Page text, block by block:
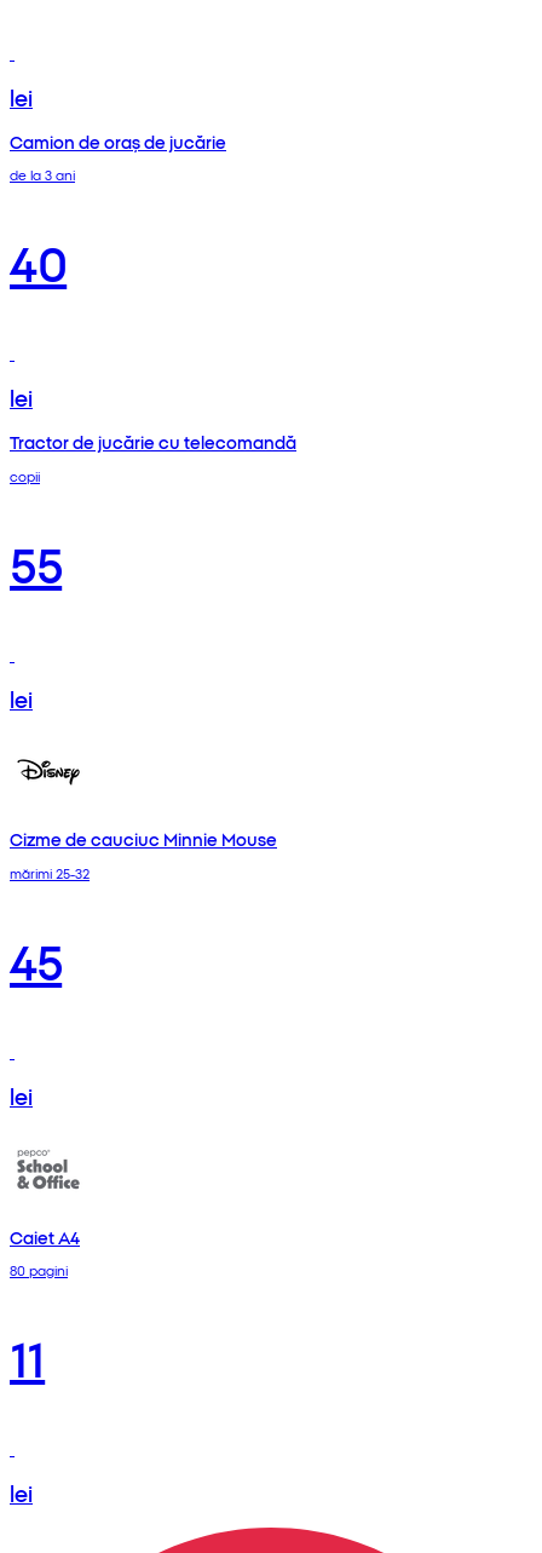
lei
Camion de oraș de jucărie
de la 3 ani
40
lei
Tractor de jucărie cu telecomandă
copii
55
lei
Cizme de cauciuc Minnie Mouse
mărimi 25-32
45
lei
Caiet A4
80 pagini
11
lei